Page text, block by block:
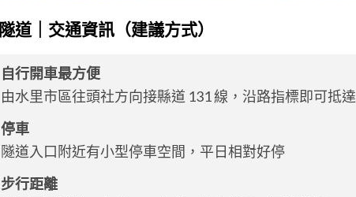
道｜交通資訊（建議方式）
自行開車最方便
由水里市區往頭社方向接縣道 131 線，沿路指標即可抵達
停車
隧道入口附近有小型停車空間，平日相對好停
步行距離